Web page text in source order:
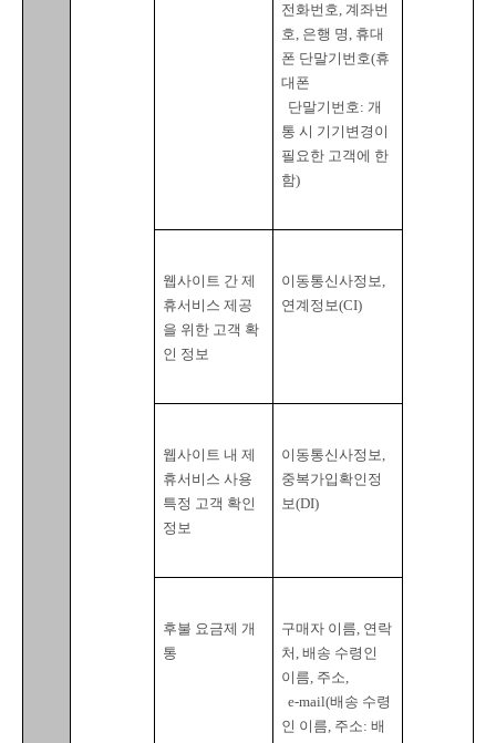
전화번호, 계좌번
호, 은행 명, 휴대
폰 단말기번호(휴
대폰
  단말기번호
: 개
통 시 기기변경이
필요한 고객에 한
함)
웹사이트 간 제
휴서비스 제공
을 위한 고객 확
인 정보
이동통신사정보
연계정보(CI)
웹사이트 내 제
휴서비스 사용
특정 고객 확인
정보
이동통신사정보
중복가입확인정
보(DI)
후불 요금제 개
통
구매자 이름, 연락
처, 배송 수령인
이름, 주소,
  e-mail(
배송 수령
인 이름, 주소: 배